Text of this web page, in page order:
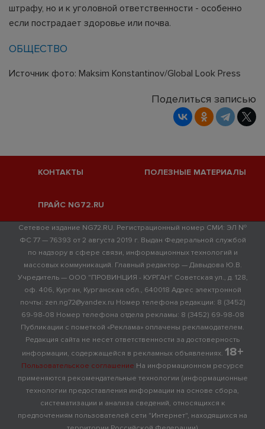
штрафу, но и к уголовной ответственности - особенно
если пострадает здоровье или почва.
ОБЩЕСТВО
Источник фото: Maksim Konstantinov/Global Look Press
Поделиться записью
КОНТАКТЫ ПОЛЕЗНЫЕ МАТЕРИАЛЫ
ПРАЙС NG72.RU
Сетевое издание NG72.RU. Регистрационный номер СМИ: ЭЛ №
ФС 77 — 76393 от 2 августа 2019 г. Выдан Федеральной службой
по надзору в сфере связи, информационных технологий и
массовых коммуникаций. Главный редактор — Давыдова Ю.В.
Учредитель — ООО "ПРОВИНЦИЯ - КУРГАН" Советская ул., д. 128,
оф. 406, Курган, Курганская обл., 640018 Адрес электронной
почты: zen.ng72@yandex.ru Номер телефона редакции: 8 (3452)
69-98-08 Номер телефона отдела рекламы: 8 (3452) 69-98-08
Публикации с пометкой «Реклама» оплачены рекламодателем.
Редакция сайта не несет ответственности за достоверность
информации, содержащейся в рекламных объявлениях. 18+
Пользовательское соглашение На информационном ресурсе
применяются рекомендательные технологии (информационные
технологии предоставления информации на основе сбора,
систематизации и анализа сведений, относящихся к
предпочтениям пользователей сети "Интернет", находящихся на